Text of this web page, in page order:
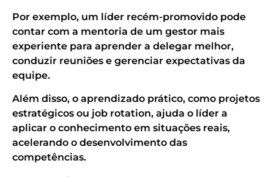
Por exemplo, um líder recém-promovido pode
contar com a mentoria de um gestor mais
experiente para aprender a delegar melhor,
conduzir reuniões e gerenciar expectativas da
equipe.
Além disso, o aprendizado prático, como projetos
estratégicos ou job rotation, ajuda o líder a
aplicar o conhecimento em situações reais,
acelerando o desenvolvimento das
competências.